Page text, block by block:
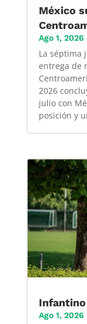
México
Ago 1, 2026
La séptima
entrega de
2026
julio con
posición y
Ago 1, 2026